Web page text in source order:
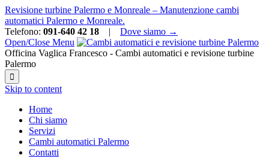
Revisione turbine Palermo e Monreale – Manutenzione cambi
automatici Palermo e Monreale.
Telefono: 091-640 42 18 | Dove siamo →
Open/Close Menu
Officina Vaglica Francesco - Cambi automatici e revisione turbine
Palermo

Skip to content
Home
Chi siamo
Servizi
Cambi automatici Palermo
Contatti